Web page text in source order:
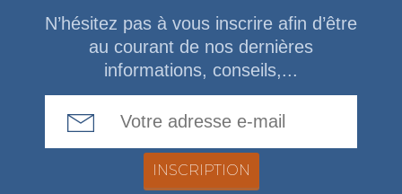
N’hésitez pas à vous inscrire afin d’être
au courant de nos dernières
informations, conseils,...